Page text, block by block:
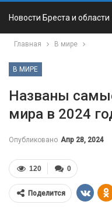
Новости Бреста и области
Главная В мире
В МИРЕ
Названы
мира в 2024
Опубликовано Апр 28, 2024
0
120
Поделится